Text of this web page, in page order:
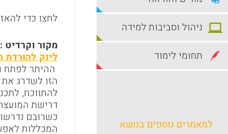
לחצו כדי
מקור וקרדיט :
לינק להורדת
ההיתר לפתח
הזו לשדרג את
להתווכח,
דרישת
כשרובם
המכללות
ניהול וסביבות למידה
תחומי לימוד
למאמרים נוספים בנושא